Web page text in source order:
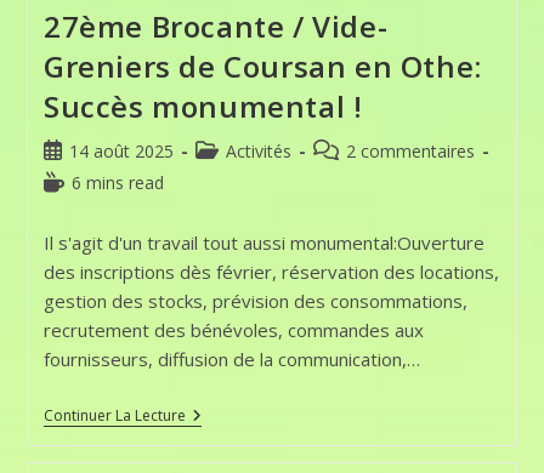
2025
27ème Brocante / Vide-
Greniers de Coursan en Othe:
Succès monumental !
Publication
publiée :
14 août 2025
PostActivités
Commentaires
2 commentaires
Temps
lecture :
6 mins read
Il s'agit d'un travail tout aussi monumental:Ouverture
des inscriptions dès février, réservation des locations,
gestion des stocks, prévision des consommations,
recrutement des bénévoles, commandes aux
fournisseurs, diffusion de la communication,…
Continuer La Lecture27ème
Brocante
/